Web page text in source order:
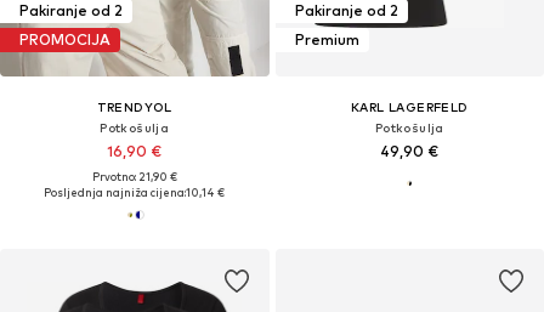
Pakiranje od 2
PROMOCIJA
TRENDYOL
Potkošulja
16,90 €
Prvotno: 21,90 €
Posljednja najniža cijena:10,14 €
Pakiranje od 2
Premium
KARL LAGERFELD
Potkošulja
49,90 €